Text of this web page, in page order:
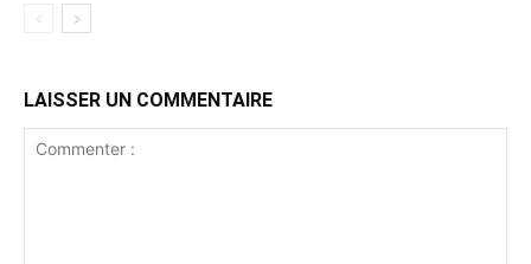
LAISSER UN COMMENTAIRE